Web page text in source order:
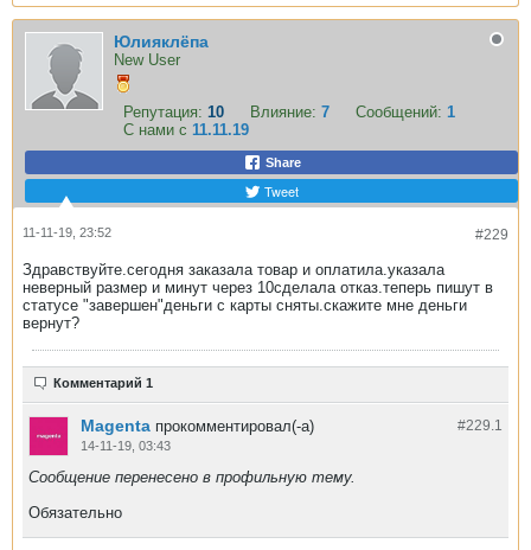
Юлияклёпа
New User
Репутация: 10 Влияние: 7 Сообщений: 1
С нами с 11.11.19
Share
Tweet
#229
11-11-19, 23:52
Здравствуйте.сегодня заказала товар и оплатила.указала
неверный размер и минут через 10сделала отказ.теперь пишут в
статусе "завершен"деньги с карты сняты.скажите мне деньги
вернут?
Комментарий 1
#229.1
Magenta прокомментировал(-а)
14-11-19, 03:43
Сообщение перенесено в профильную тему.
Обязательно